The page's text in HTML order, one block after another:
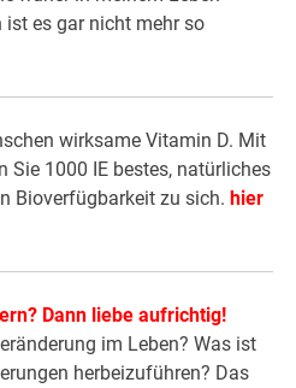
es gar nicht mehr so
wirksame Vitamin D. Mit
Sie 1000 IE bestes, natürliches
Bioverfügbarkeit zu sich. hier
Dann liebe aufrichtig!
im Leben? Was ist
herbeizuführen? Das